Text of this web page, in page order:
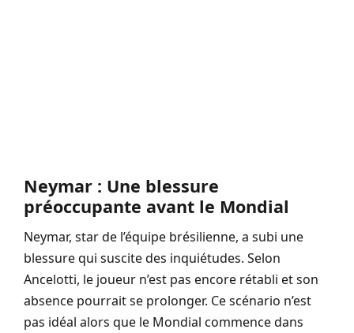
Neymar : Une blessure
préoccupante avant le Mondial
Neymar, star de l’équipe brésilienne, a subi une
blessure qui suscite des inquiétudes. Selon
Ancelotti, le joueur n’est pas encore rétabli et son
absence pourrait se prolonger. Ce scénario n’est
pas idéal alors que le Mondial commence dans